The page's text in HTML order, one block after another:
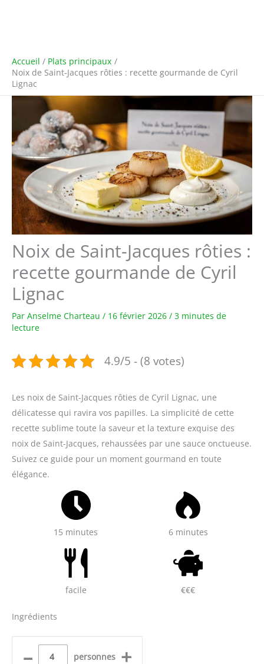
Accueil
Plats principaux
Noix de Saint-Jacques rôties : recette gourmande de Cyril
Lignac
Noix de Saint-Jacques rôties :
recette gourmande de Cyril
Lignac
Par Anselme Charteau / 16 février 2026 / 3 minutes de
lecture
4.9/5 - (8 votes)
Les noix de Saint-Jacques rôties de Cyril Lignac, une
délicatesse qui ravira vos papilles. La simplicité de cette
recette sublime toute la saveur et la texture exquise des
noix de Saint-Jacques, rehaussées par une sauce onctueuse.
Suivez ce guide pour un moment gourmand en toute
élégance.
15 minutes 6 minutes
facile €€€
Ingrédients
– personnes +